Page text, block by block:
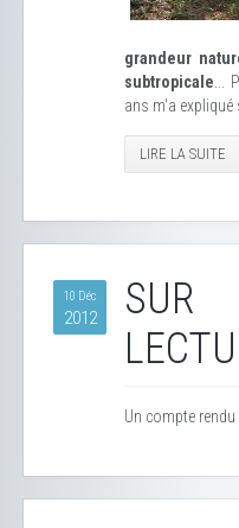
grandeur
subtropicale ...
ans m'a expliqué
LIRE LA SUITE
10 Déc
2012
SUR
Un compte